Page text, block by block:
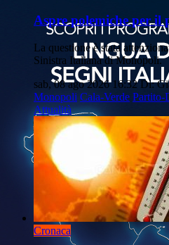
Aspre polemiche per il
La questione è stata
Sinistra Italiana di Monopoli.
sab, 08 ago 2026 16:32 Di:
Monopoli Cala-Verde Partito-
Attualità
Cronaca